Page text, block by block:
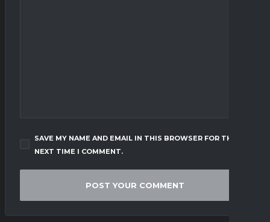
SAVE MY NAME AND EMAIL IN THIS BROWSER FOR THE
NEXT TIME I COMMENT.